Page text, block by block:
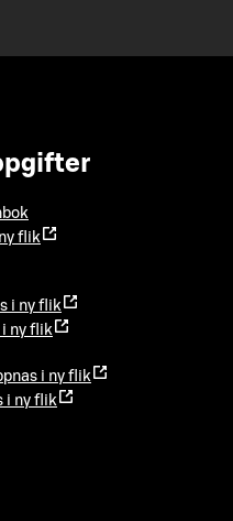
flik
i ny flik
i ny flik
i ny flik
i ny flik